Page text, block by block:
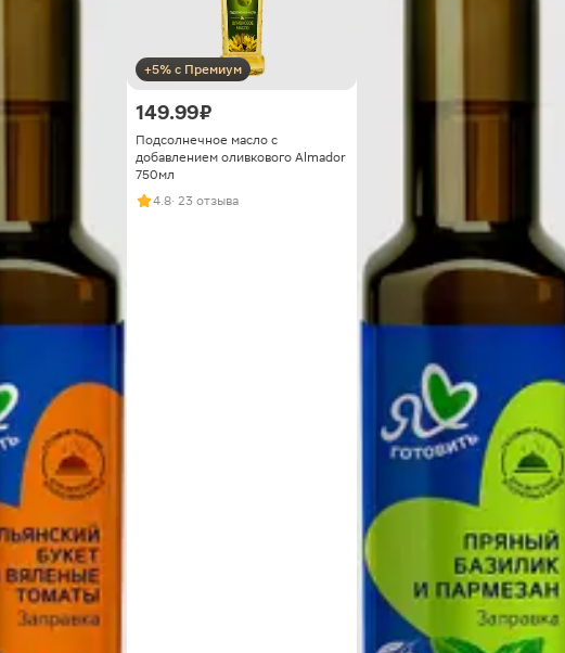
+5% с Премиум
149.99 ₽
Подсолнечное масло с
добавлением оливкового Almador
750мл
4.8· 23 отзыва